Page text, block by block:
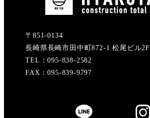
〒851-0134
長崎県長崎市田中町872-1 松尾ビル2F
TEL：095-838-2582
FAX：095-839-9797